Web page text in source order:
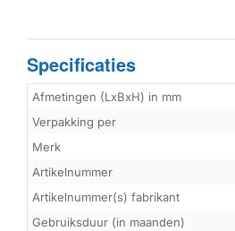
Specificaties
Afmetingen (LxBxH) in mm
Verpakking per
Merk
Artikelnummer
Artikelnummer(s) fabrikant
Gebruiksduur (in maanden)